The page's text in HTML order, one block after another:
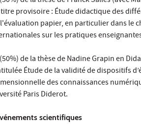
provisoire : Étude didactique des
papier, en particulier dans le
sur les pratiques
de la thèse de Nadine Grapin en
Étude de la validité de dispositifs
des connaissances
Paris Diderot.
scientifiques